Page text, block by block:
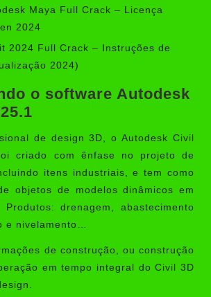
Maya Full Crack – Licença
2024
2024 Full Crack – Instruções de
2024)
o software Autodesk
de design 3D, oAutodesk Civil
criado com ênfase no projeto de
itens industriais, e tem como
objetos de modelos dinâmicos em
drenagem, abastecimento
e nivelamento…
de construção, ou construção
em tempo integral do Civil 3D